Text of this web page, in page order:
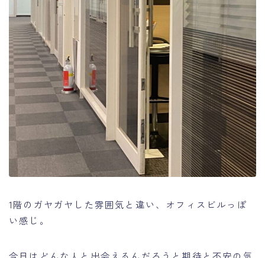
1階のガヤガヤした雰囲気と違い、オフィスビルっぽ
い感じ。